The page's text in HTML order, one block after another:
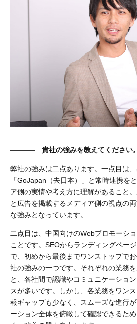
貴社の強みを教えてください。
弊社の強みは二点あります。一点目は
「GoJapan（去日本）」と常時連携を
ア側の実情や考え方に理解があること
と広告を掲載するメディア側の視点の
な強みとなっています。
二点目は、中国向けのWebプロモーシ
ことです。SEOからランディングペー
で、初めから最後までワンストップで
社の強みの一つです。それぞれの業務
と、各社間で認識やコミュニケーショ
スが多いです。しかし、各業務をワン
報ギャップも少なく、スムーズな進行
ーション全体を俯瞰して確認できるた